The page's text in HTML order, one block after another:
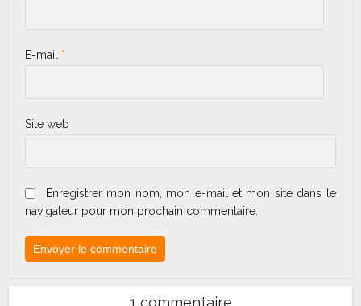
E-mail *
Site web
Enregistrer mon nom, mon e-mail et mon site dans le
navigateur pour mon prochain commentaire.